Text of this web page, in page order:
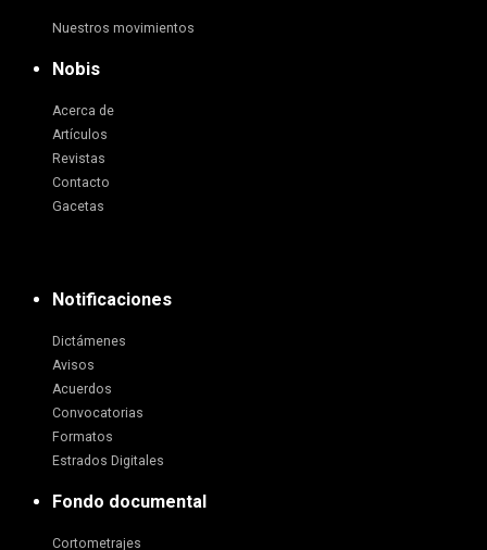
Nuestros movimientos
Nobis
Acerca de
Artículos
Revistas
Contacto
Gacetas
Notificaciones
Dictámenes
Avisos
Acuerdos
Convocatorias
Formatos
Estrados Digitales
Fondo documental
Cortometrajes